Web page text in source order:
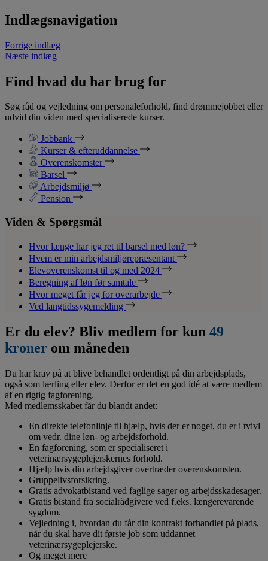
Indlægsnavigation
Forrige indlæg
Næste indlæg
Find hvad du har brug for
Søg råd og vejledning om personaleforhold, find drømmejobbet eller
udvid din viden med specialiserede kurser.
Jobbank
Kurser & efteruddannelse
Overenskomster
Barsel
Arbejdsmiljø
Pension
Viden & Spørgsmål
Hvor længe har jeg ret til barsel med løn?
Hvem er min arbejdsmiljørepræsentant
Elevoverenskomst til og med 2024
Beregning af løn før samtale
Hvor meget får jeg for overarbejde
Ved langtidssygemelding
Er du elev? Bliv medlem for kun 49
kroner om måneden
Du har krav på at blive behandlet ordentligt på din arbejdsplads,
også som lærling eller elev. Derfor er det en god idé at være medlem
af en rigtig fagforening.
Med medlemsskabet får du blandt andet:
En direkte telefonlinje til hjælp, hvis der er noget, du er i tvivl
om vedr. dine løn- og arbejdsforhold.
En fagforening, som er specialiseret i
veterinærsygeplejerskernes forhold.
Hjælp hvis din arbejdsgiver overtræder overenskomsten.
Gruppelivsforsikring.
Gratis advokatbistand ved faglige sager og arbejdsskadesager.
Gratis bistand fra socialrådgivere ved f.eks. længerevarende
sygdom.
Vejledning i, hvordan du får din kontrakt forhandlet på plads,
når du skal have dit første job som uddannet
veterinærsygeplejerske.
Og meget mere